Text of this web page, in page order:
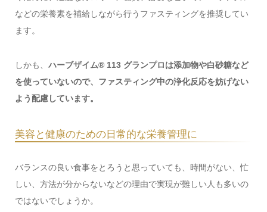
などの栄養素を補給しながら行うファスティングを推奨してい
ます。
しかも、 ハーブザイム® 113 グランプロは添加物や白砂糖など
を使っていないので、ファスティング中の浄化反応を妨げない
よう配慮しています。
美容と健康のための日常的な栄養管理に
バランスの良い食事をとろうと思っていても、時間がない、忙
しい、方法が分からないなどの理由で実現が難しい人も多いの
ではないでしょうか。